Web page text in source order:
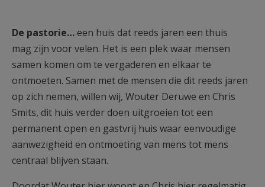
AANMELDEN OF REGISTREREN
De pastorie…een huis dat reeds jaren een thuis
mag zijn voor velen. Het is een plek waar mensen
samen komen om te vergaderen en elkaar te
ontmoeten. Samen met de mensen die dit reeds jaren
op zich nemen, willen wij, Wouter Deruwe en Chris
Smits, dit huis verder doen uitgroeien tot een
permanent open en gastvrij huis waar eenvoudige
aanwezigheid en ontmoeting van mens tot mens
centraal blijven staan.